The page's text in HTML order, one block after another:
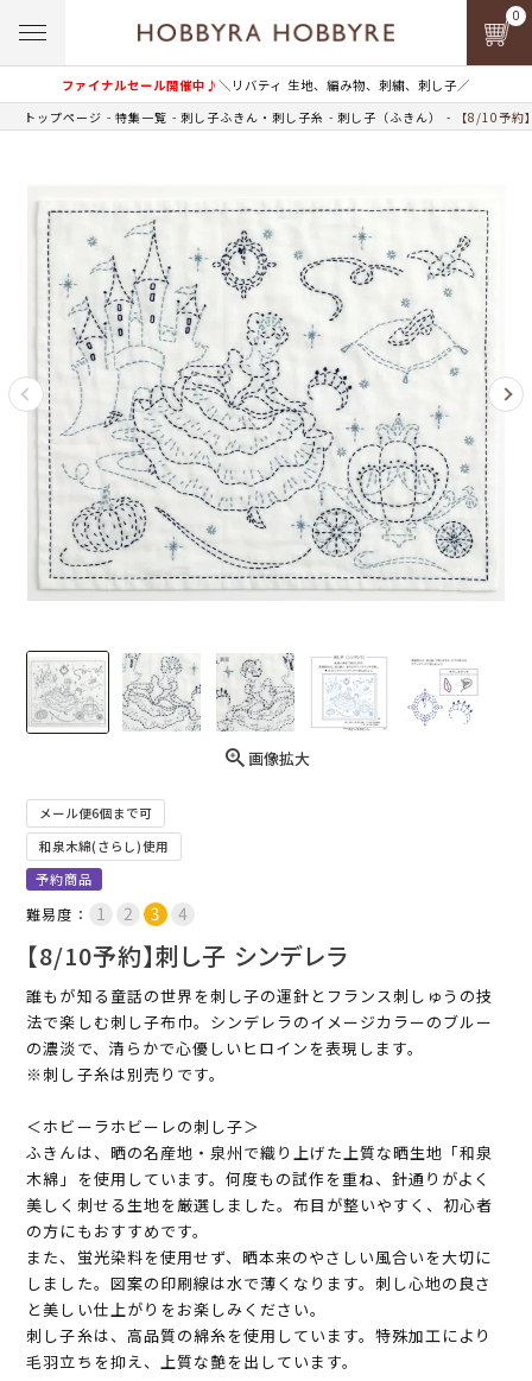
ファイナルセール開催中♪＼リバティ 生地、編み物、刺繍、刺し子／
0
トップページ 特集一覧 刺し子ふきん・刺し子糸 刺し子（ふきん） 【8/10予約
画像拡大
メール便6個まで可
和泉木綿(さらし)使用
予約商品
難易度：
【8/10予約】刺し子 シンデレラ
誰もが知る童話の世界を刺し子の運針とフランス刺しゅうの技
法で楽しむ刺し子布巾。シンデレラのイメージカラーのブルー
の濃淡で、清らかで心優しいヒロインを表現します。
※刺し子糸は別売りです。
＜ホビーラホビーレの刺し子＞
ふきんは、晒の名産地・泉州で織り上げた上質な晒生地「和泉
木綿」を使用しています。何度もの試作を重ね、針通りがよく
美しく刺せる生地を厳選しました。布目が整いやすく、初心者
の方にもおすすめです。
また、蛍光染料を使用せず、晒本来のやさしい風合いを大切に
しました。図案の印刷線は水で薄くなります。刺し心地の良さ
と美しい仕上がりをお楽しみください。
刺し子糸は、高品質の綿糸を使用しています。特殊加工により
毛羽立ちを抑え、上質な艶を出しています。